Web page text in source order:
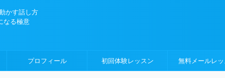
かす話し方
なる極意
プロフィール 初回体験レッスン 無料メールレ